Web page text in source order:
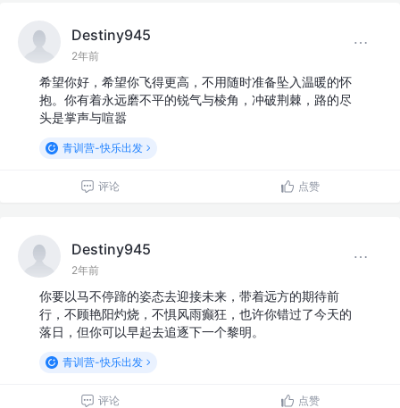
Destiny945
2年前
希望你好，希望你飞得更高，不用随时准备坠入温暖的怀
抱。你有着永远磨不平的锐气与棱角，冲破荆棘，路的尽
头是掌声与喧嚣
青训营-快乐出发
评论 点赞
Destiny945
2年前
你要以马不停蹄的姿态去迎接未来，带着远方的期待前
行，不顾艳阳灼烧，不惧风雨癫狂，也许你错过了今天的
落日，但你可以早起去追逐下一个黎明。
青训营-快乐出发
评论 点赞